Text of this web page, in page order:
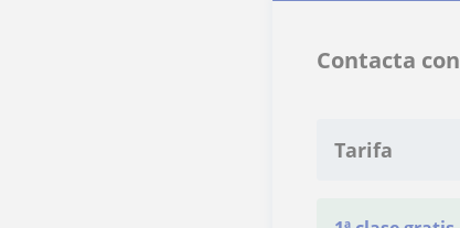
Contacta
Tarifa